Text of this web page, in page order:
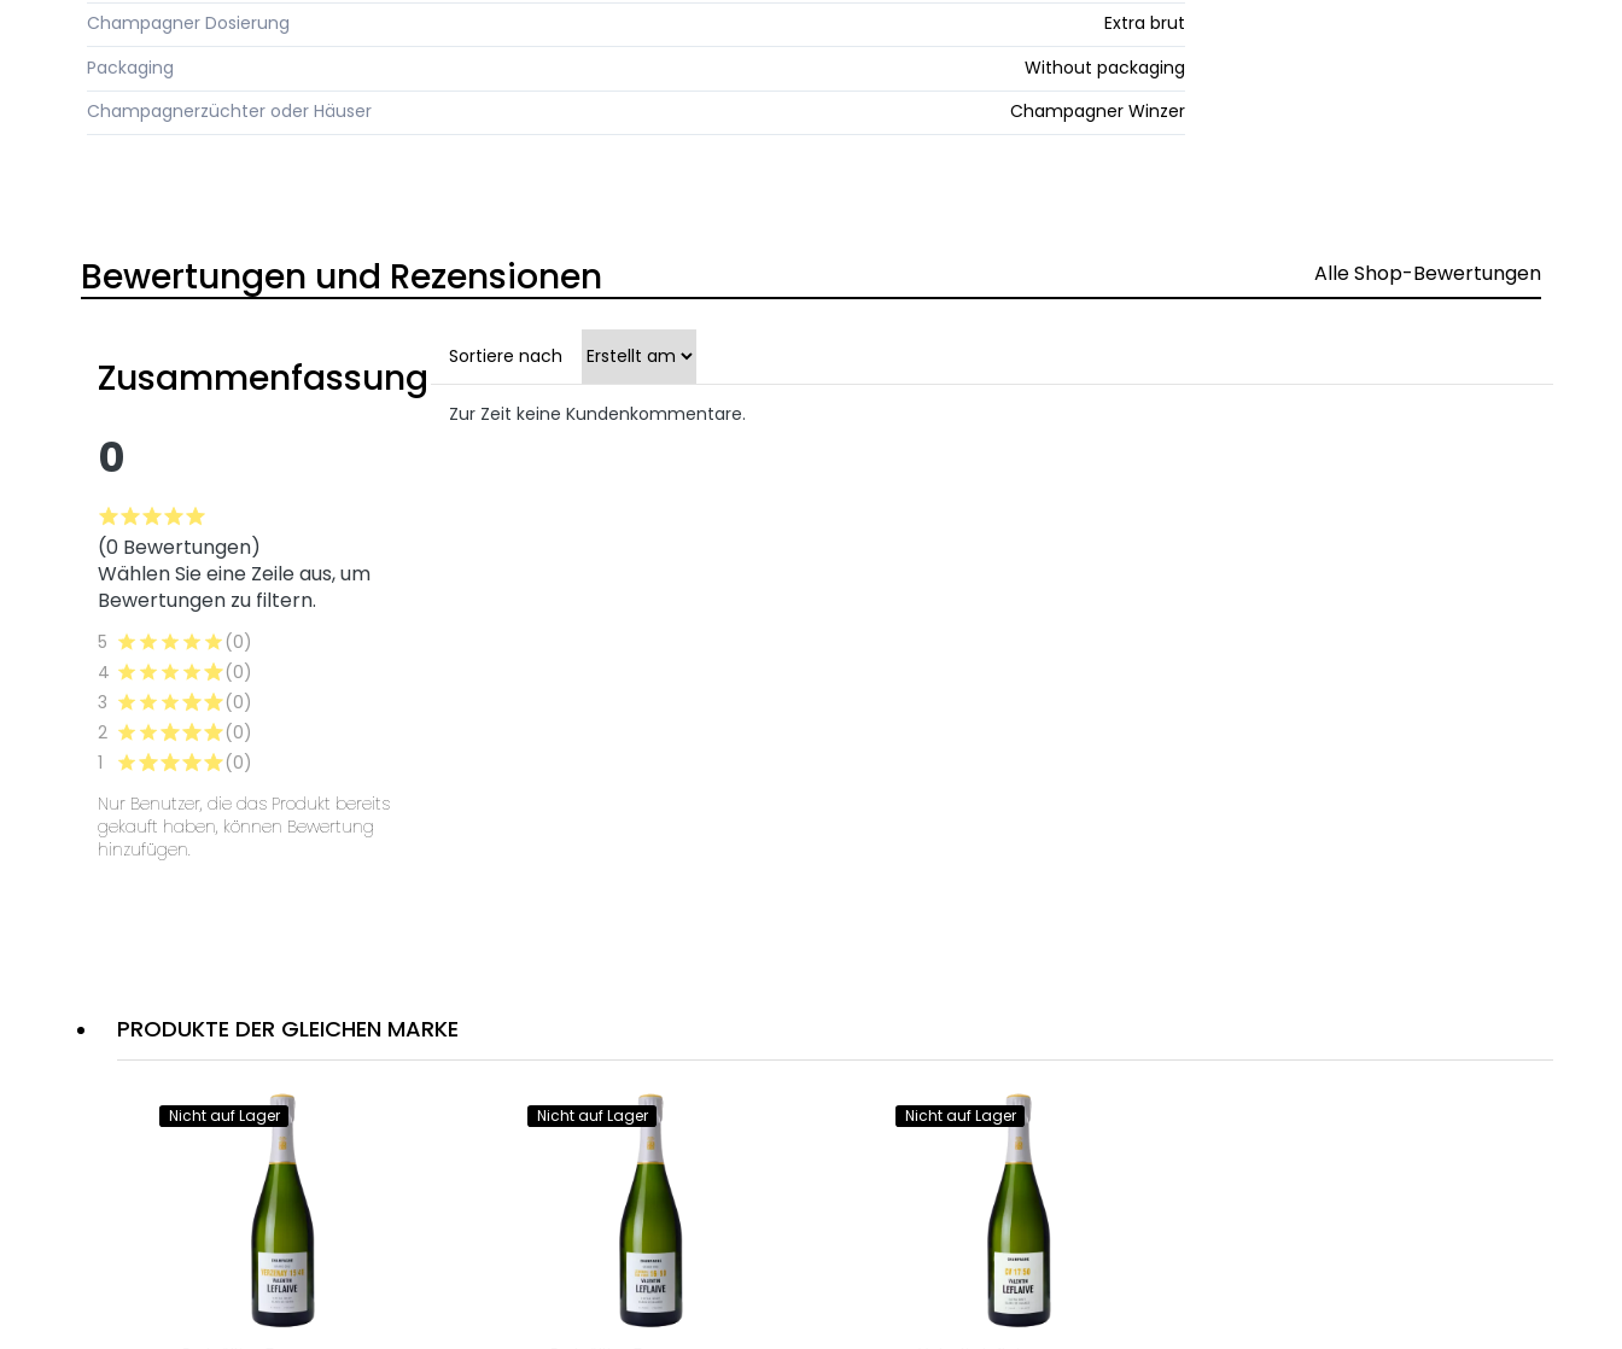
Champagner Dosierung
Extra brut
Packaging
Without packaging
Champagnerzüchter oder Häuser
Champagner Winzer
PRODUKTE DER GLEICHEN MARKE
Nicht auf Lager Nicht auf Lager Nicht auf Lager
Bewertungen und Rezensionen Alle Shop-Bewertungen
Zusammenfassung
0
(0 Bewertungen)
Wählen Sie eine Zeile aus, um
Bewertungen zu filtern.
5
(0)
4
(0)
3
(0)
2
(0)
1
(0)
Nur Benutzer, die das Produkt bereits
gekauft haben, können Bewertung
hinzufügen.
Sortiere nach
Zur Zeit keine Kundenkommentare.